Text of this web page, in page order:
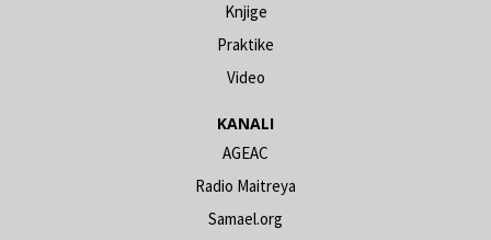
Knjige
Praktike
Video
KANALI
AGEAC
Radio Maitreya
Samael.org